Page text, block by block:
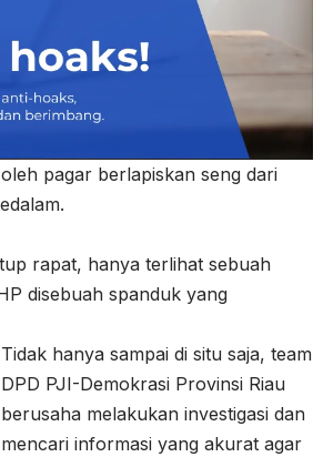
pagar berlapiskan seng dari
rapat, hanya terlihat sebuah
disebuah spanduk yang
Tidak hanya sampai di situ saja, team
DPD PJI-Demokrasi Provinsi Riau
berusaha melakukan investigasi dan
mencari informasi yang akurat agar